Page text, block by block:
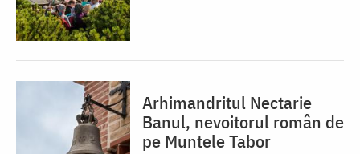
Arhimandritul Nectarie
Banul, nevoitorul român de
pe Muntele Tabor